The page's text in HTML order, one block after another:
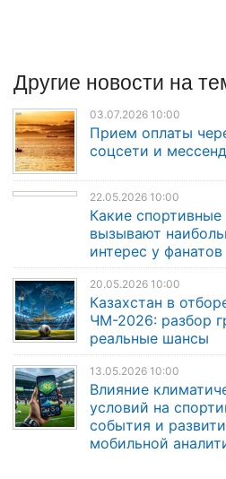
Другие новости на
03.07.2026 10:00
Прием оплаты
соцсети и
22.05.2026 10:00
Какие
вызывают
интерес у фанатов
20.05.2026 10:00
Казахстан в
ЧМ-2026: разбор
реальные шансы
13.05.2026 10:00
Влияние
условий на
события и
мобильной